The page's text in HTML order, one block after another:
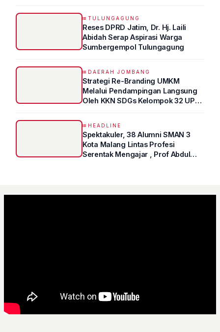
TULUNGAGUNG
Reses DPRD Jatim, Dr. Hj. Laili
Abidah Serap Aspirasi Warga
Sumbergempol Tulungagung
DAERAH JOMBANG
Strategi Re-Branding UMKM
Melalui Pendampingan Langsung
Oleh KKN SDGs Kelompok 32 UPN
HEADLINE
Spektakuler, 38 Alumni SMAN 3
Kota Malang Lintas Profesi
Serentak Mengajar , Prof Abdul